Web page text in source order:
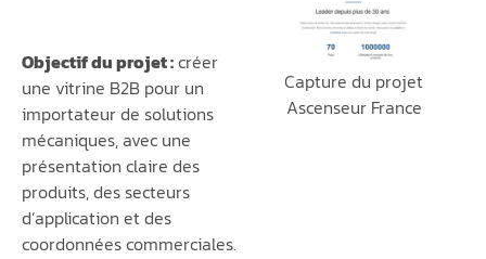
Objectif du projet :créer
une vitrine B2B pour un
importateur de solutions
mécaniques, avec une
présentation claire des
produits, des secteurs
d’application et des
coordonnées commerciales.
Capture du projet
Ascenseur France